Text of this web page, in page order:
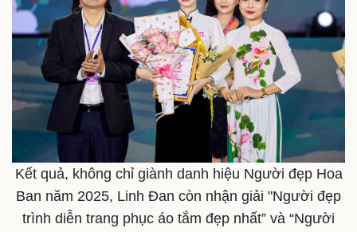
Kết quả, không chỉ giành danh hiệu Người đẹp Hoa
Ban năm 2025, Linh Đan còn nhận giải "Người đẹp
trình diễn trang phục áo tắm đẹp nhất” và “Người